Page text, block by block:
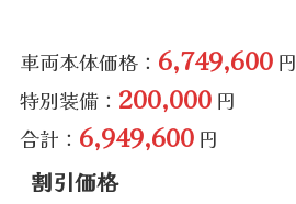
車両本体価格： 6,749,600円
特別装備： 200,000円
合計： 6,949,600円
割引価格